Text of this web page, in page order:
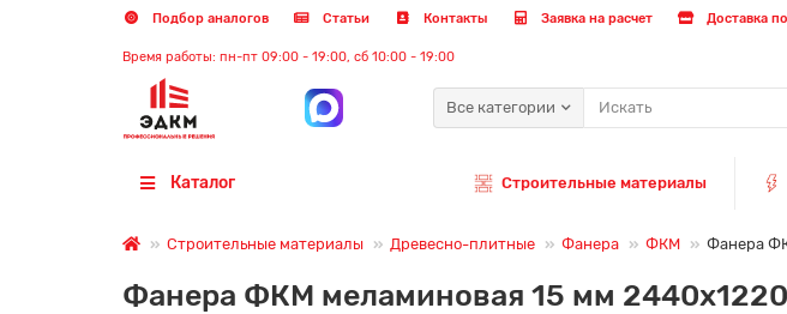
Подбор аналогов Статьи Контакты Заявка на расчет Доставка
Время работы: пн-пт 09:00 - 19:00, сб 10:00 - 19:00
Все категории
Каталог Строительные материалы
Строительные материалы Древесно-плитные Фанера ФКМ Фанера
Фанера ФКМ меламиновая 15 мм